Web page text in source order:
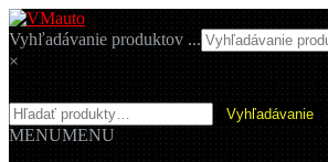
Preskočiť
na
navigáciu
Preskočiť
na
obsah
Vyhľadávanie produktov ...
×
Hľadať: Vyhľadávanie
MENUMENU